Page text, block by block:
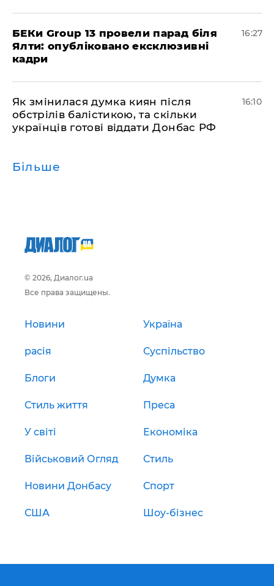
БЕКи Group 13 провели парад біля
Ялти: опубліковано ексклюзивні
кадри
16:27
Як змінилася думка киян після
обстрілів балістикою, та скільки
українців готові віддати Донбас РФ
16:10
Більше
© 2026, Диалог.ua
Все права защищены.
Новини Україна
расія Суспільство
Блоги Думка
Стиль життя Преса
У світі Економіка
Військовий Огляд Стиль
Новини Донбасу Спорт
США Шоу-бізнес